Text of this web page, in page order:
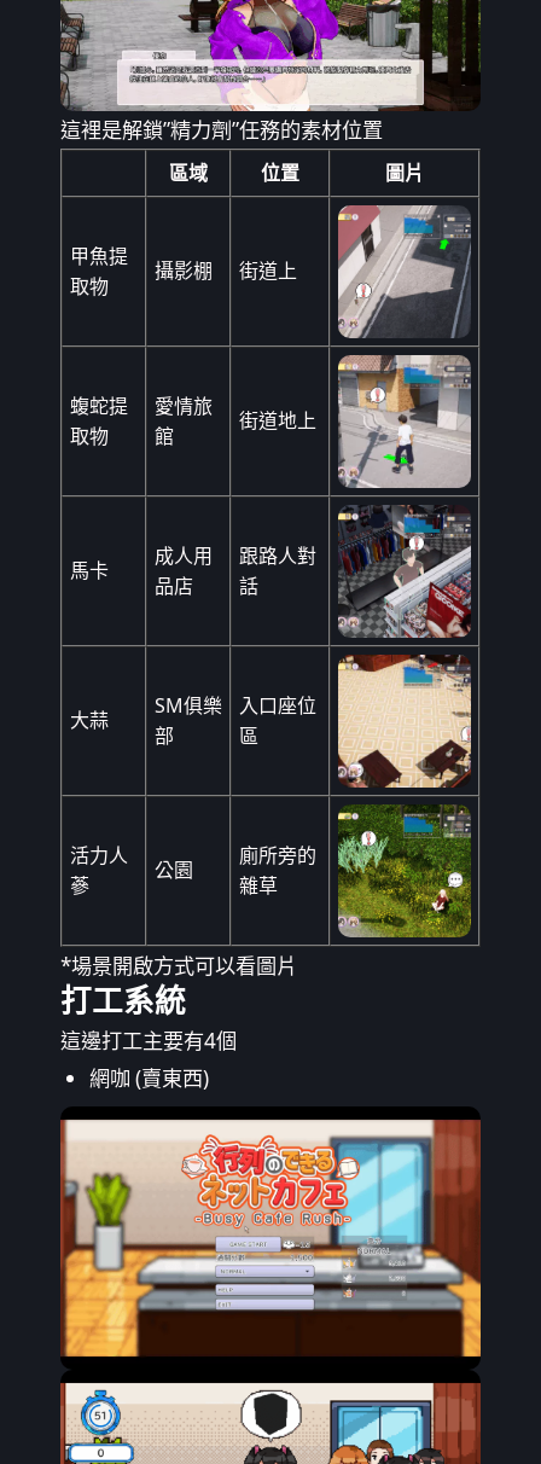
這裡是解鎖”精力劑”任務的素材位置
區域 位置 圖片
甲魚提
取物
攝影棚 街道上
蝮蛇提
取物
愛情旅
館
街道地上
馬卡
成人用
品店
跟路人對
話
大蒜
SM俱樂
部
入口座位
區
活力人
蔘
公園
廁所旁的
雜草
*場景開啟方式可以看圖片
打工系統
這邊打工主要有4個
網咖 (賣東西)